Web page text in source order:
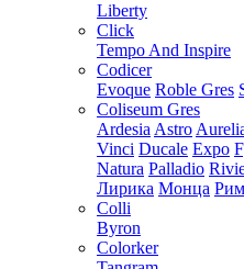
Liberty
Click
Tempo And Inspire
Codicer
Evoque Roble Gres
Coliseum Gres
Ardesia Astro
Vinci Ducale Expo
Natura Palladio
Лирика Монца Рим
Colli
Byron
Colorker